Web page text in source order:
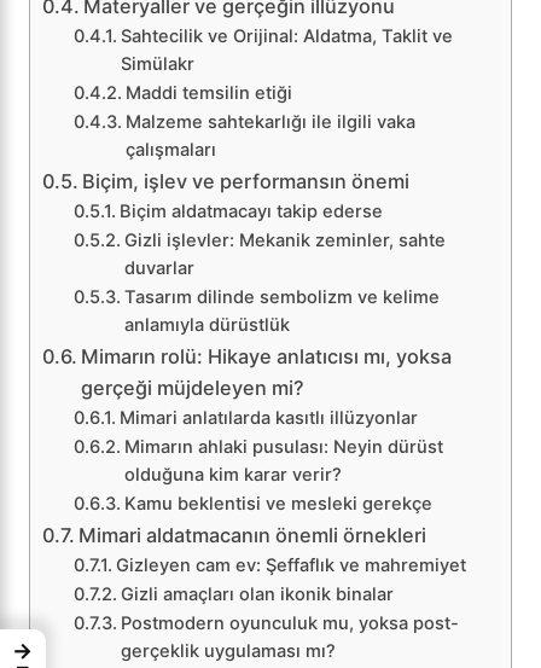
Materyaller ve gerçeğin illüzyonu
Sahtecilik ve Orijinal: Aldatma, Taklit ve
Simülakr
Maddi temsilin etiği
Malzeme sahtekarlığı ile ilgili vaka
çalışmaları
Biçim, işlev ve performansın önemi
Biçim aldatmacayı takip ederse
Gizli işlevler: Mekanik zeminler, sahte
duvarlar
Tasarım dilinde sembolizm ve kelime
anlamıyla dürüstlük
Mimarın rolü: Hikaye anlatıcısı mı, yoksa
gerçeği müjdeleyen mi?
Mimari anlatılarda kasıtlı illüzyonlar
Mimarın ahlaki pusulası: Neyin dürüst
olduğuna kim karar verir?
Kamu beklentisi ve mesleki gerekçe
Mimari aldatmacanın önemli örnekleri
Gizleyen cam ev: Şeffaflık ve mahremiyet
Gizli amaçları olan ikonik binalar
Postmodern oyunculuk mu, yoksa post-
gerçeklik uygulaması mı?
→